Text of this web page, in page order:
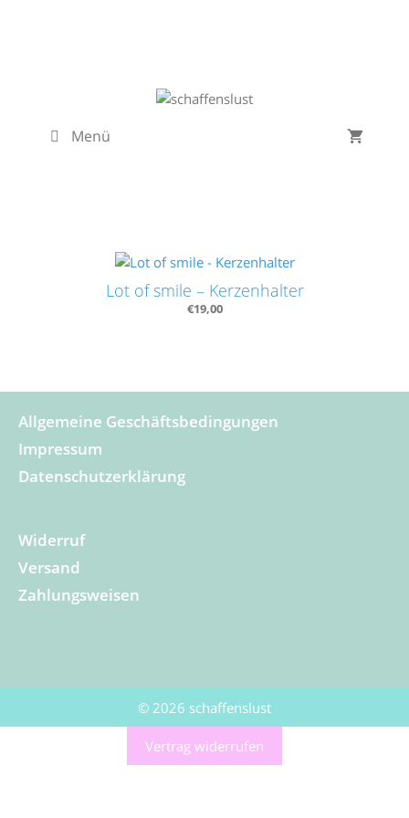
Menü
Lot of smile – Kerzenhalter
€19,00
Allgemeine Geschäftsbedingungen
Impressum
Datenschutzerklärung
Widerruf
Versand
Zahlungsweisen
© 2026 schaffenslust
Vertrag widerrufen